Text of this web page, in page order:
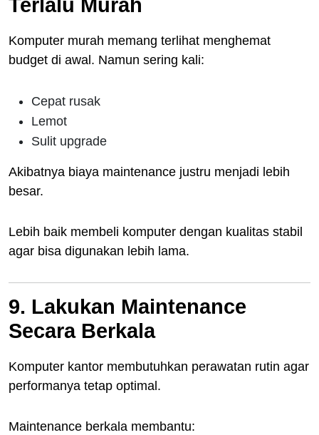
Terlalu Murah
Komputer murah memang terlihat menghemat
budget di awal. Namun sering kali:
Cepat rusak
Lemot
Sulit upgrade
Akibatnya biaya maintenance justru menjadi lebih
besar.
Lebih baik membeli komputer dengan kualitas stabil
agar bisa digunakan lebih lama.
9. Lakukan Maintenance
Secara Berkala
Komputer kantor membutuhkan perawatan rutin agar
performanya tetap optimal.
Maintenance berkala membantu: